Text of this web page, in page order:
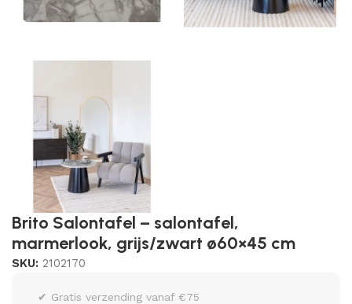
Brito Salontafel – salontafel,
marmerlook, grijs/zwart ø60×45 cm
SKU: 2102170
✔ Gratis verzending vanaf €75